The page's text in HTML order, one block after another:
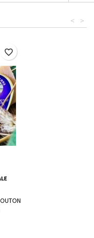
>
<
favorite_border